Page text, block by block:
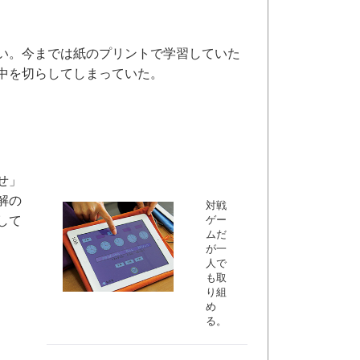
今までは紙のプリントで学習していた
切らしてしまっていた。
対戦
ゲー
ムだ
が一
人で
も取
り組
め
る。
の
て